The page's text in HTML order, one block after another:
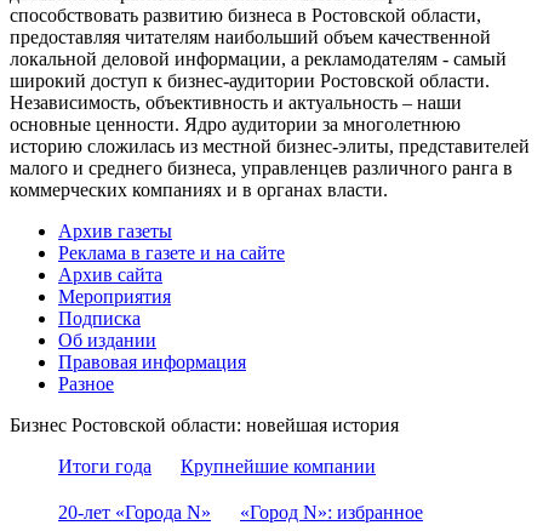
способствовать развитию бизнеса в Ростовской области,
предоставляя читателям наибольший объем качественной
локальной деловой информации, а рекламодателям - самый
широкий доступ к бизнес-аудитории Ростовской области.
Независимость, объективность и актуальность – наши
основные ценности. Ядро аудитории за многолетнюю
историю сложилась из местной бизнес-элиты, представителей
малого и среднего бизнеса, управленцев различного ранга в
коммерческих компаниях и в органах власти.
Архив газеты
Реклама в газете и на сайте
Архив сайта
Мероприятия
Подписка
Об издании
Правовая информация
Разное
Бизнес Ростовской области: новейшая история
Итоги года
Крупнейшие компании
20-лет «Города N» «Город N»: избранное